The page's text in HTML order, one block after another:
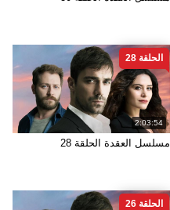
2:03:54
الحلقة 28
مسلسل العقدة الحلقة 28
الحلقة 26